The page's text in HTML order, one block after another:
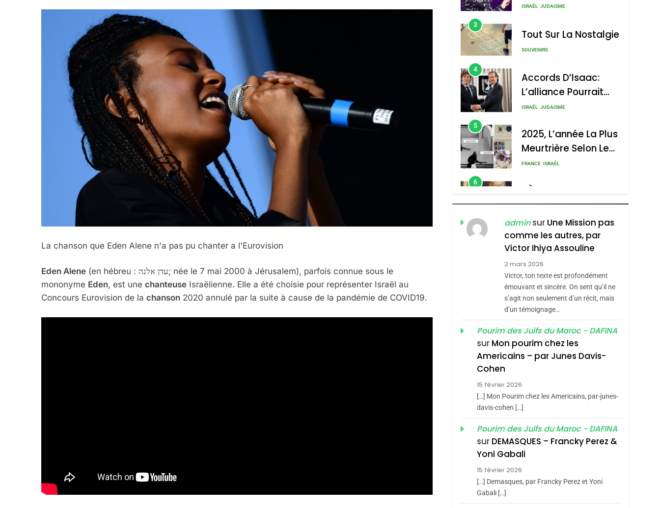
La chanson que Eden Alene n'a pas pu chanter a l'Eurovision
Eden Alene (en hébreu : עדן אלנה; née le 7 mai 2000 à Jérusalem), parfois connue sous le
mononyme Eden, est une chanteuse Israëlienne. Elle a été choisie pour représenter Israël au
Concours Eurovision de la chanson 2020 annulé par la suite à cause de la pandémie de COVID19.
Nouvelle Chanson De
ISRAÉL JUDAISME
3
Tout Sur La Nostalgie
SOUVENIRS
4
Accords D’Isaac:
L’alliance Pourrait
S’étendre À 13 Pays
ISRAÉL JUDAISME
5
2025, L’année La Plus
Meurtrière Selon Le
Rapport D’ADL
FRANCE ISRAÉL
6
FIÈRE, DIGNE ET
RÉSILIENTE :
POURQUOI JE
REVENDIQUE MA
JUDAÏTE Par Thérèse
Zrihen-Dvir
ISRAÉL JUDAISME
CE QUI NOUS
MANQUE – Jacques
Hadida
JUDAISME
Maroc : Les Amandes
De Tafraout, Le Miel
De Tadla Azilal
Consacrés Produits
Du Terroir
DAFINA MAROC
Oeil Ravageur –
2
Dis Guerre»: La
Nouvelle Chanson De
Boy George
ISRAÉL JUDAISME
adminsur Une Mission pas
comme les autres, par
Victor Ihiya Assouline
2 mars 2026
Victor, ton texte est profondément
émouvant et sincère. On sent qu’il ne
s’agit non seulement d’un récit, mais
d’un témoignage…
Pourim des Juifs du Maroc - DAFINA
sur Mon pourim chez les
Americains – par Junes Davis-
Cohen
15 février 2026
[…] Mon Pourim chez les Americains, par-junes-
davis-cohen […]
Pourim des Juifs du Maroc - DAFINA
sur DEMASQUES – Francky Perez &
Yoni Gabali
15 février 2026
[…] Demasques, par Francky Perez et Yoni
Gabali […]
5
2025, L’année La Plus Meurtrière Selon Le Rapport D’ADL Contre L’antisémitisme
FIÈRE, DIGNE ET RÉSILIENTE : POURQUOI JE REVENDIQUE MA JUDAÏTE Par Thérèse Zrihen-
ISRAÉL JUDAISME